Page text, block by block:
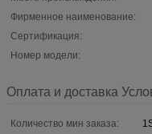
Фирменное наименование:
Сертификация:
Номер модели:
Оплата и доставка
Количество мин заказа: